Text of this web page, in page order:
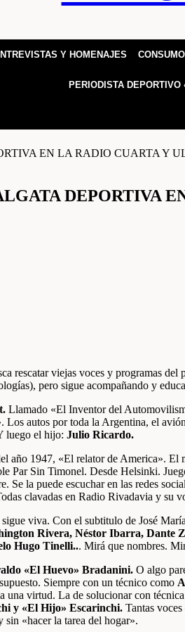
Y HOMENAJES
PERIODISTA
DEPORTIVA
rescatar viejas voces y programas
pero sigue acompañando y
Llamado «El Inventor del
autos por toda la Argentina, el
luego el hijo: Julio Ricardo.
año 1947, «El relator de America». El
Par Sin Timonel. Desde Helsinki.
Se la puede escuchar en las redes
clavadas en Radio Rivadavia y su
viva. Con el subtitulo de José
Rivera, Néstor Ibarra, Dante
Hugo Tinelli... Mirá que nombres.
«El Huevo» Bradanini. O algo
Siempre con un técnico como
una virtud. La de solucionar con
y «El Hijo» Escarinchi. Tantas
«hacer la tarea del hogar».